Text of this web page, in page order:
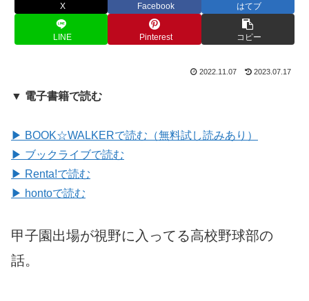
X Facebook はてブ
LINE Pinterest コピー
2022.11.07 2023.07.17
▼ 電子書籍で読む
▶ BOOK☆WALKERで読む（無料試し読みあり）
▶ ブックライブで読む
▶ Renta!で読む
▶ hontoで読む
甲子園出場が視野に入ってる高校野球部の
話。